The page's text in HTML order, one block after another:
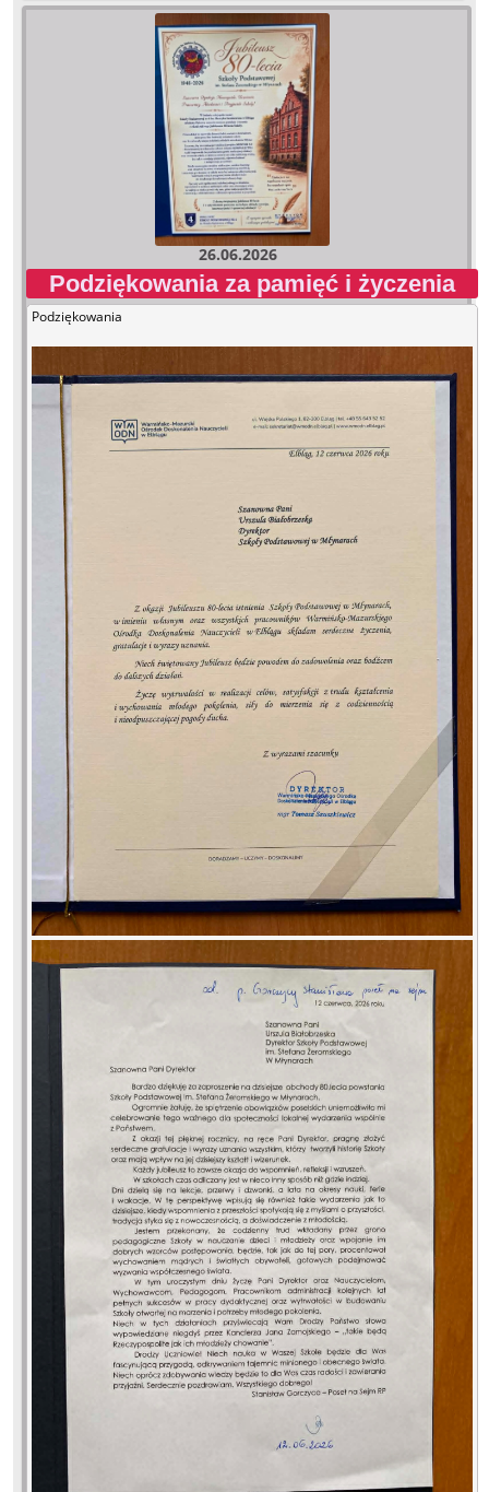
26.06.2026
Podziękowania za pamięć i życzenia
Podziękowania